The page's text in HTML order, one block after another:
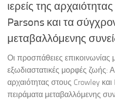
ιερείς της
Parsons και τα
μεταβαλλόμενης
Οι προσπάθειες επικοινωνίας
εξωδιαστατικές μορφές ζωής:
αρχαιότητας στους Crowley
πειράματα μεταβαλλόμενης